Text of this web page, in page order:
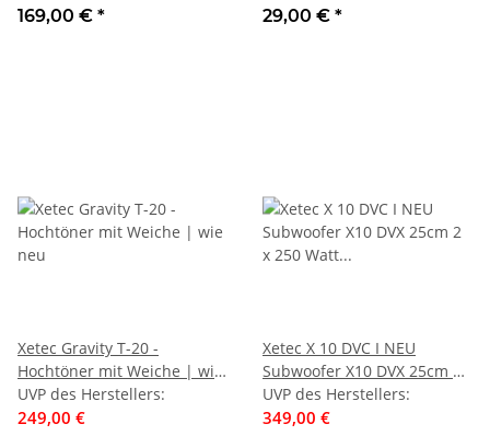
Hochtöner, wie neu
169,00 € *
29,00 € *
Xetec Gravity T-20 -
Hochtöner mit Weiche | wie
neu
UVP des Herstellers:
249,00 €
Xetec X 10 DVC I NEU
Subwoofer X10 DVX 25cm 2
x 250 Watt rms 2 x 4 Ohm |
Auspackware, wie neu
UVP des Herstellers:
349,00 €